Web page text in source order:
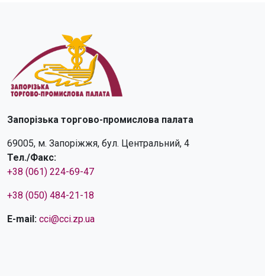
Запорізька торгово-промислова палата
69005, м. Запоріжжя, бул. Центральний, 4
Тел./Факс:
+38 (061) 224-69-47
+38 (050) 484-21-18
E-mail: cci@cci.zp.ua